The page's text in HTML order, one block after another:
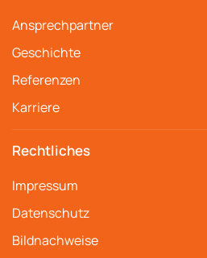
Ansprechpartner
Geschichte
Referenzen
Karriere
Rechtliches
Impressum
Datenschutz
Bildnachweise